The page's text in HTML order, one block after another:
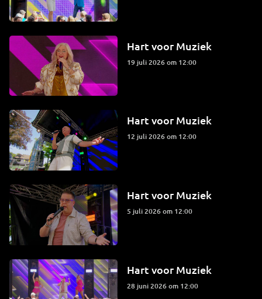
Hart voor Muziek
19 juli 2026 om 12:00
Hart voor Muziek
12 juli 2026 om 12:00
Hart voor Muziek
5 juli 2026 om 12:00
Hart voor Muziek
28 juni 2026 om 12:00